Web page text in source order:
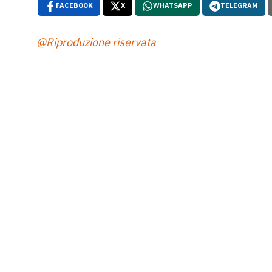
FACEBOOK X WHATSAPP TELEGRAM
@Riproduzione riservata